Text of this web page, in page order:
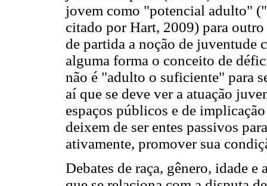
jovem como "potencial adulto" ("
citado por Hart, 2009) para
de partida a noção de juventude
alguma forma o conceito de
não é "adulto o suficiente" para
aí que se deve ver a atuação
espaços públicos e de
deixem de ser entes passivos
ativamente, promover sua
Debates de raça, gênero, idade